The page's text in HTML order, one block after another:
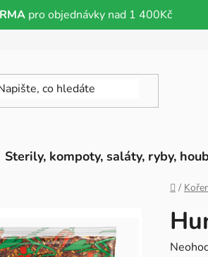
pro objednávky nad 1 400Kč
Sterily, kompoty, saláty, ryby,
Domů
/